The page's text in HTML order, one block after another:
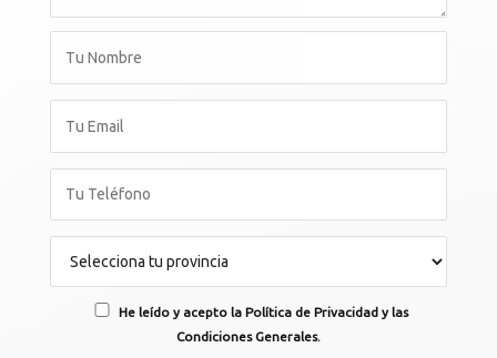
He leído y acepto la Política de Privacidad y las
Condiciones Generales.